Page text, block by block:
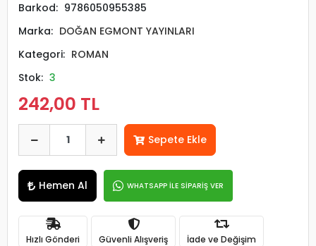
Barkod: 9786050955385
Marka: DOĞAN EGMONT YAYINLARI
Kategori: ROMAN
Stok: 3
242,00 TL
Sepete Ekle
Hemen Al WHATSAPP İLE SİPARİŞ VER
Hızlı Gönderi Güvenli Alışveriş İade ve Değişim